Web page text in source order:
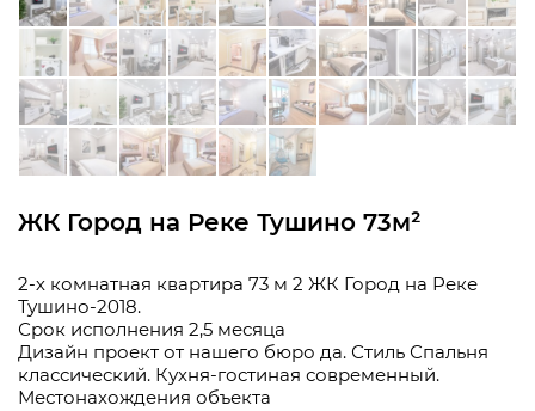
ЖК Город на Реке Тушино 73м²
2-х комнатная квартира 73 м 2 ЖК Город на Реке
Тушино-2018.
Срок исполнения 2,5 месяца
Дизайн проект от нашего бюро да. Стиль Спальня
классический. Кухня-гостиная современный.
Местонахождения объекта